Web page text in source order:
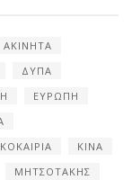
ΑΚΙΝΗΤΑ
ΔΥΠΑ
ΕΥΡΩΠΗ
ΚΙΝΑ
ΜΗΤΣΟΤΑΚΗΣ